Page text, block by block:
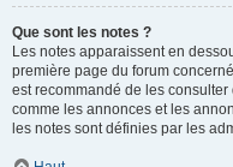
Que sont les notes ?
Les notes apparaissent en
première page du forum
est recommandé de les
comme les annonces et les
les notes sont définies par les